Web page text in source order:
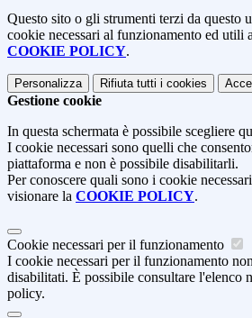
Questo sito o gli strumenti terzi da questo
cookie necessari al funzionamento ed utili
COOKIE POLICY.
Personalizza Rifiuta tutti i cookies
Gestione cookie
In questa schermata è possibile scegliere
I cookie necessari sono quelli che
piattaforma e non è possibile disabilitarli.
Per conoscere quali sono i cookie
visionare la COOKIE POLICY.
Cookie necessari per il funzionamento
I cookie necessari per il funzionamento
disabilitati. È possibile consultare l'elenco
policy.